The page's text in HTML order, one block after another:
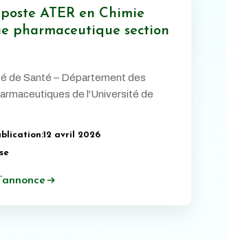
ATER en Chimie
pharmaceutique section
de Santé – Département des
de l'Université de
12 avril 2026